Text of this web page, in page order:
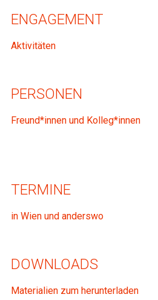
ENGAGEMENT
Aktivitäten
PERSONEN
Freund*innen und Kolleg*innen
TERMINE
in Wien und anderswo
DOWNLOADS
Materialien zum herunterladen